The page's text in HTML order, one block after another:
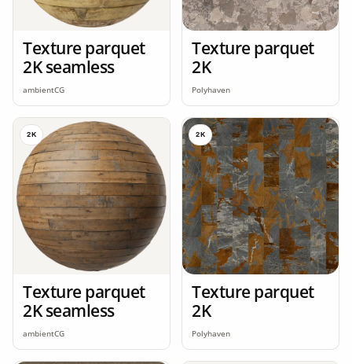
Texture parquet
2K seamless
ambientCG
Texture parquet
2K
Polyhaven
2K
Texture parquet
2K seamless
ambientCG
2K
Texture parquet
2K
Polyhaven